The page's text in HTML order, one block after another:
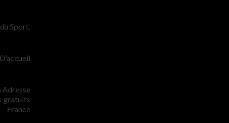
Sport,
Adresse
gratuits
France